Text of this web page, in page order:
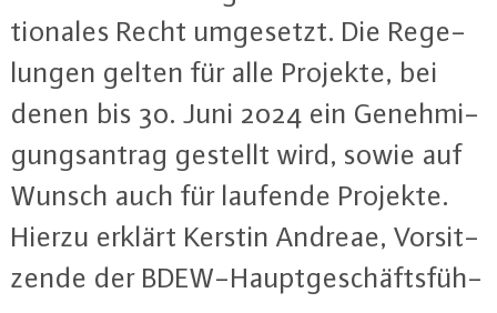
tio­na­les Recht umgesetzt. Die Re­ge­
lun­gen gelten für alle Projekte, bei
denen bis 30. Juni 2024 ein Ge­neh­mi­
gungs­an­trag gestellt wird, sowie auf
Wunsch auch für laufende Projekte.
Hierzu erklärt Kerstin Andreae, Vor­sit­
zen­de der BDEW-Haupt­ge­schäfts­füh­